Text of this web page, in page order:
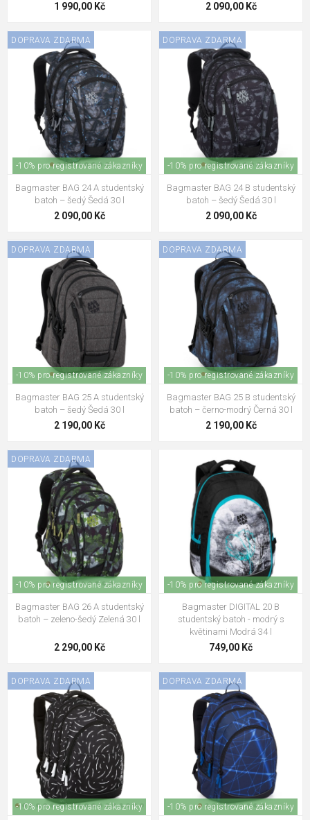
1 990,00 Kč 2 090,00 Kč
DOPRAVA ZDARMA
-10% pro registrované zákazníky
Bagmaster BAG 24 A studentský
batoh – šedý Šedá 30 l
2 090,00 Kč
DOPRAVA ZDARMA
-10% pro registrované zákazníky
Bagmaster BAG 24 B studentský
batoh – šedý Šedá 30 l
2 090,00 Kč
DOPRAVA ZDARMA
-10% pro registrované zákazníky
Bagmaster BAG 25 A studentský
batoh – šedý Šedá 30 l
2 190,00 Kč
DOPRAVA ZDARMA
-10% pro registrované zákazníky
Bagmaster BAG 25 B studentský
batoh – černo-modrý Černá 30 l
2 190,00 Kč
DOPRAVA ZDARMA
-10% pro registrované zákazníky
Bagmaster BAG 26 A studentský
batoh – zeleno-šedý Zelená 30 l
2 290,00 Kč
-10% pro registrované zákazníky
Bagmaster DIGITAL 20 B
studentský batoh - modrý s
květinami Modrá 34 l
749,00 Kč
DOPRAVA ZDARMA
-10% pro registrované zákazníky
DOPRAVA ZDARMA
-10% pro registrované zákazníky